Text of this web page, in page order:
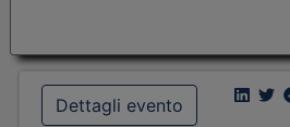
Dettagli evento